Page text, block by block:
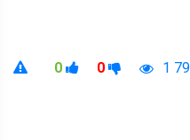
0 0 1